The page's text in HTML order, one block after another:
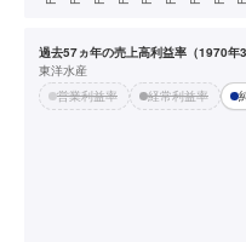
過去57ヵ年の売上高利益率（1970年
東洋水産
営業利益率
経常利益率